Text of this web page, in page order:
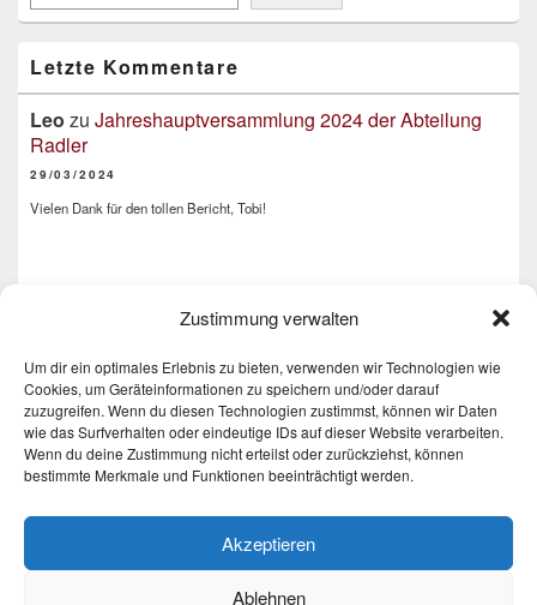
Zustimmung verwalten
Um dir ein optimales Erlebnis zu bieten, verwenden wir Technologien wie
Cookies, um Geräteinformationen zu speichern und/oder darauf
zuzugreifen. Wenn du diesen Technologien zustimmst, können wir Daten
wie das Surfverhalten oder eindeutige IDs auf dieser Website verarbeiten.
Wenn du deine Zustimmung nicht erteilst oder zurückziehst, können
bestimmte Merkmale und Funktionen beeinträchtigt werden.
Akzeptieren
Ablehnen
Letzte Kommentare
Leo zu Jahreshauptversammlung 2024 der Abteilung
Radler
29/03/2024
Vielen Dank für den tollen Bericht, Tobi!
Man bekommt gleich Lust mitzumachen :)
Seitenfuß-Menü
TSG Radler Wilhelmsdorf